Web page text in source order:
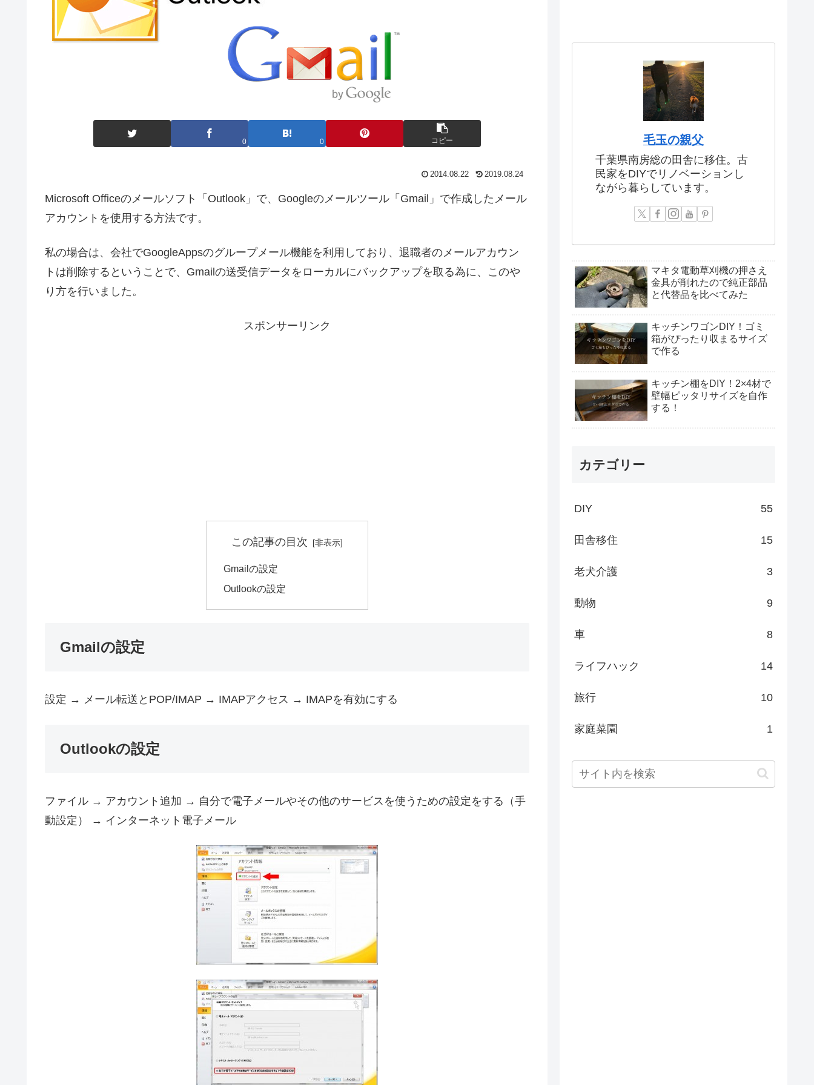
0 0 コピー
2014.08.22 2019.08.24
Microsoft Officeのメールソフト「Outlook」で、Googleのメールツール「Gmail」で作成したメール
アカウントを使用する方法です。
私の場合は、会社でGoogleAppsのグループメール機能を利用しており、退職者のメールアカウン
トは削除するということで、Gmailの送受信データをローカルにバックアップを取る為に、このや
り方を行いました。
スポンサーリンク
この記事の目次
Gmailの設定
Outlookの設定
Gmailの設定
設定 → メール転送とPOP/IMAP → IMAPアクセス → IMAPを有効にする
Outlookの設定
ファイル → アカウント追加 → 自分で電子メールやその他のサービスを使うための設定をする（手
動設定） → インターネット電子メール
毛玉の親父
千葉県南房総の田舎に移住。古
民家をDIYでリノベーションし
ながら暮らしています。
マキタ電動草刈機の押さえ
金具が削れたので純正部品
と代替品を比べてみた
キッチンワゴンDIY！ゴミ
箱がぴったり収まるサイズ
で作る
キッチン棚をDIY！2×4材で
壁幅ピッタリサイズを自作
する！
カテゴリー
DIY 55
田舎移住 15
老犬介護 3
動物 9
車 8
ライフハック 14
旅行 10
家庭菜園 1